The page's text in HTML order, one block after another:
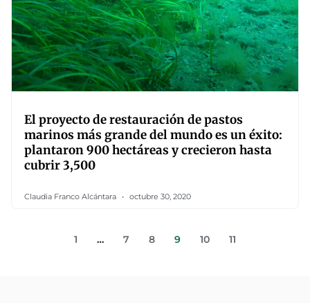
El proyecto de restauración de pastos
marinos más grande del mundo es un éxito:
plantaron 900 hectáreas y crecieron hasta
cubrir 3,500
Claudia Franco Alcántara octubre 30, 2020
1 … 7 8 9 10 11